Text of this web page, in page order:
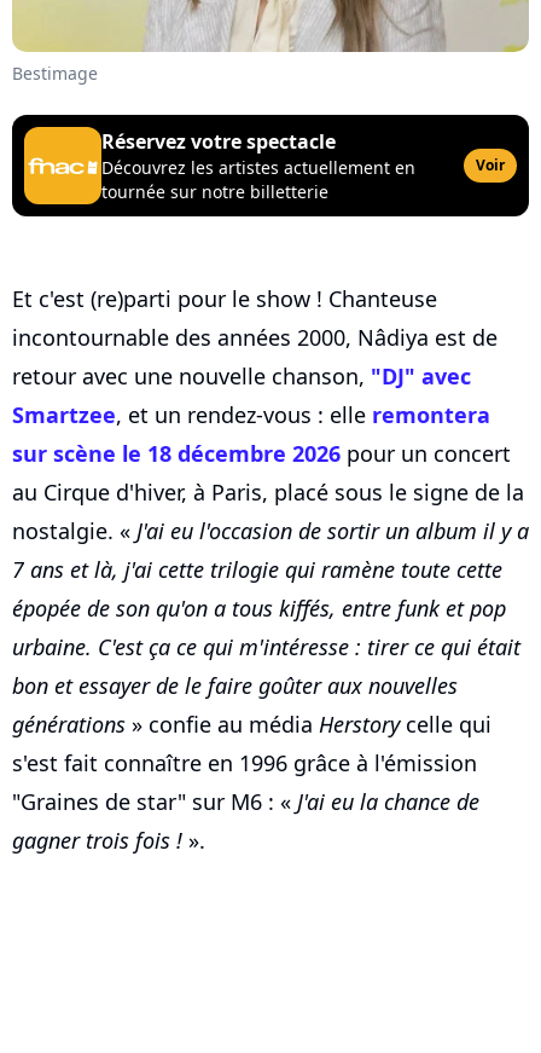
Bestimage
Réservez votre spectacle
Découvrez les artistes actuellement en
tournée sur notre billetterie
Voir
Et c'est (re)parti pour le show ! Chanteuse
incontournable des années 2000, Nâdiya est de
retour avec une nouvelle chanson, "DJ" avec
Smartzee, et un rendez-vous : elle remontera
sur scène le 18 décembre 2026 pour un concert
au Cirque d'hiver, à Paris, placé sous le signe de la
nostalgie. « J'ai eu l'occasion de sortir un album il y a
7 ans et là, j'ai cette trilogie qui ramène toute cette
épopée de son qu'on a tous kiffés, entre funk et pop
urbaine. C'est ça ce qui m'intéresse : tirer ce qui était
bon et essayer de le faire goûter aux nouvelles
générations » confie au média Herstorycelle qui
s'est fait connaître en 1996 grâce à l'émission
"Graines de star" sur M6 : « J'ai eu la chance de
gagner trois fois ! ».